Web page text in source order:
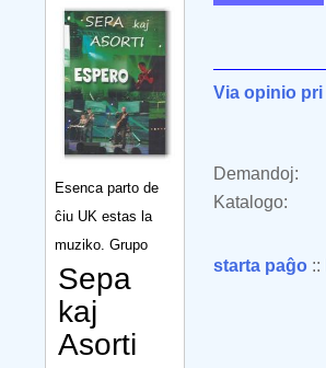
Esenca parto de
ĉiu UK estas la
muziko. Grupo
Sepa
kaj
Asorti
Via opinio pri
Demandoj:
Katalogo:
starta paĝo ::